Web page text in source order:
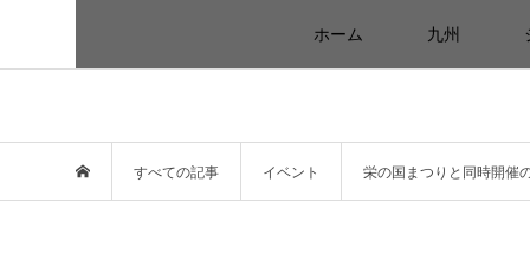
ホーム 九州
すべての記事 イベント 栄の国まつりと同時開催